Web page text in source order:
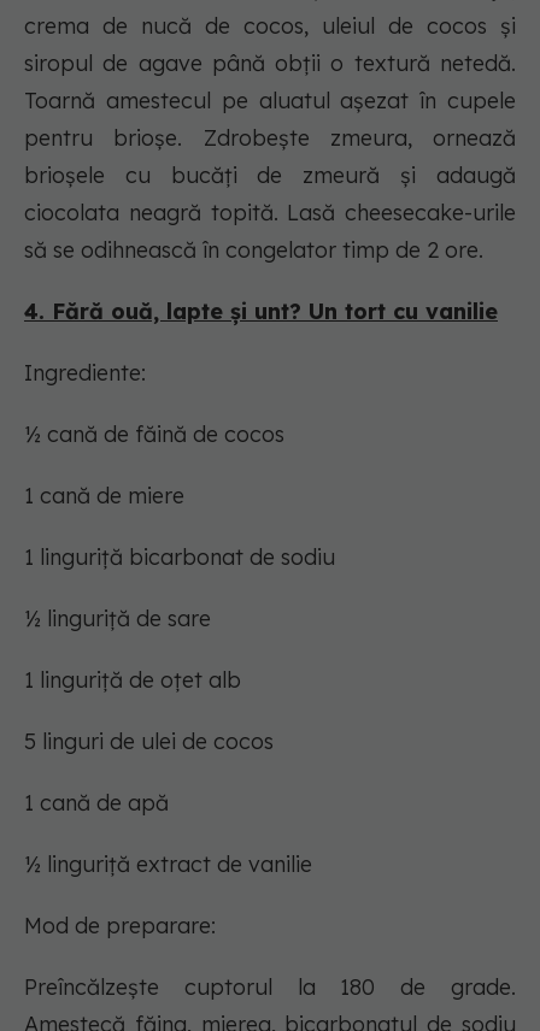
crema de nucă de cocos, uleiul de cocos și
siropul de agave până obții o textură netedă.
Toarnă amestecul pe aluatul așezat în cupele
pentru brioșe. Zdrobește zmeura, ornează
brioșele cu bucăți de zmeură și adaugă
ciocolata neagră topită. Lasă cheesecake-urile
să se odihnească în congelator timp de 2 ore.
4. Fără ouă, lapte și unt? Un tort cu vanilie
Ingrediente:
½ cană de făină de cocos
1 cană de miere
1 linguriță bicarbonat de sodiu
½ linguriță de sare
1 linguriță de oțet alb
5 linguri de ulei de cocos
1 cană de apă
½ linguriță extract de vanilie
Mod de preparare:
Preîncălzește cuptorul la 180 de grade.
Amestecă făina, mierea, bicarbonatul de sodiu